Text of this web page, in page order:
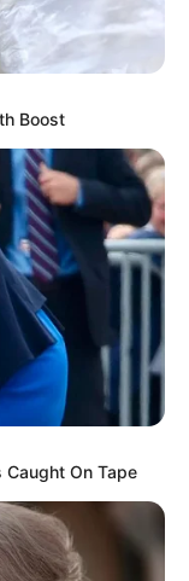
für den
Boost
Caught On Tape